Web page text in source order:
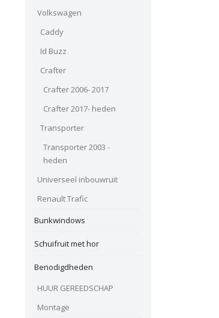
Volkswagen
Caddy
Id Buzz
Crafter
Crafter 2006- 2017
Crafter 2017- heden
Transporter
Transporter 2003 -
heden
Universeel inbouwruit
Renault Trafic
Bunkwindows
Schuifruit met hor
Benodigdheden
HUUR GEREEDSCHAP
Montage